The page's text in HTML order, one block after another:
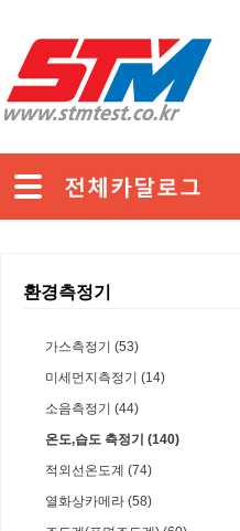
환경측정기
가스측정기 (53)
미세먼지측정기 (14)
소음측정기 (44)
온도,습도 측정기 (140)
적외선온도계 (74)
열화상카메라 (58)